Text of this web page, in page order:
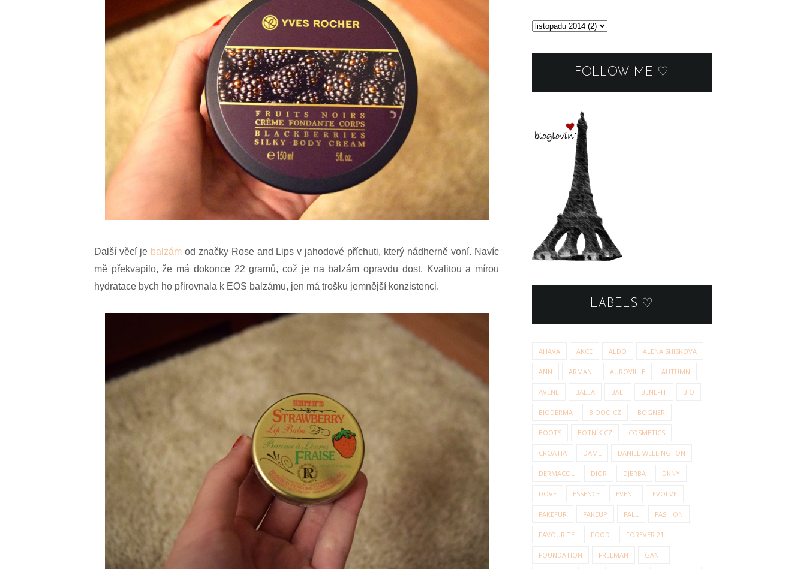
Další věcí je balzámod značky Rose and Lips v jahodové příchuti, který nádherně voní. Navíc
mě překvapilo, že má dokonce 22 gramů, což je na balzám opravdu dost. Kvalitou a mírou
hydratace bych ho přirovnala k EOS balzámu, jen má trošku jemnější konzistenci.
FOLLOW ME ♡
LABELS ♡
AHAVA AKCE ALDO ALENA SHISKOVA
ANN ARMANI AUROVILLE AUTUMN
AVÉNE BALEA BALI BENEFIT BIO
BIODERMA BIOOO.CZ BOGNER
BOOTS BOTNÍK.CZ COSMETICS
CROATIA DAME DANIEL WELLINGTON
DERMACOL DIOR DJERBA DKNY
DOVE ESSENCE EVENT EVOLVE
FAKEFUR FAKEUP FALL FASHION
FAVOURITE FOOD FOREVER 21
FOUNDATION FREEMAN GANT